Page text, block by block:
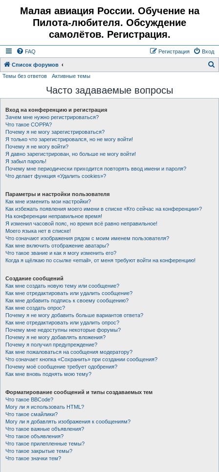
Малая авиация России. Обучение на
Пилота-любителя. Обсуждение
самолётов. Регистрация.
FAQ Вход
Регистрация
Список форумов
с
Темы без ответов Активные темы
Часто задаваемые вопросы
Вход на конференцию и регистрация
Зачем мне нужно регистрироваться?
Что такое COPPA?
Почему я не могу зарегистрироваться?
Я только что зарегистрировался, но не могу войти!
Почему я не могу войти?
Я давно зарегистрирован, но больше не могу войти!
Я забыл пароль!
Почему мне периодически приходится повторять ввод имени и пароля?
Что делает функция «Удалить cookies»?
Параметры и настройки пользователя
Как мне изменить мои настройки?
Как избежать появления моего имени в списке «Кто сейчас на конференции»?
На конференции неправильное время!
Я изменил часовой пояс, но время всё равно неправильное!
Моего языка нет в списке!
Что означают изображения рядом с моим именем пользователя?
Как мне включить отображение аватары?
Что такое звание и как я могу изменить его?
Когда я щёлкаю по ссылке «email», от меня требуют войти на конференцию!
Создание сообщений
Как мне создать новую тему или сообщение?
Как мне отредактировать или удалить сообщение?
Как мне добавить подпись к своему сообщению?
Как мне создать опрос?
Почему я не могу добавить больше вариантов ответа?
Как мне отредактировать или удалить опрос?
Почему мне недоступны некоторые форумы?
Почему я не могу добавлять вложения?
Почему я получил предупреждение?
Как мне пожаловаться на сообщения модератору?
Что означает кнопка «Сохранить» при создании сообщения?
Почему моё сообщение требует одобрения?
Как мне вновь поднять мою тему?
Форматирование сообщений и типы создаваемых тем
Что такое BBCode?
Могу ли я использовать HTML?
Что такое смайлики?
Могу ли я добавлять изображения к сообщениям?
Что такое важные объявления?
Что такое объявления?
Что такое прилепленные темы?
Что такое закрытые темы?
Что такое значки тем?